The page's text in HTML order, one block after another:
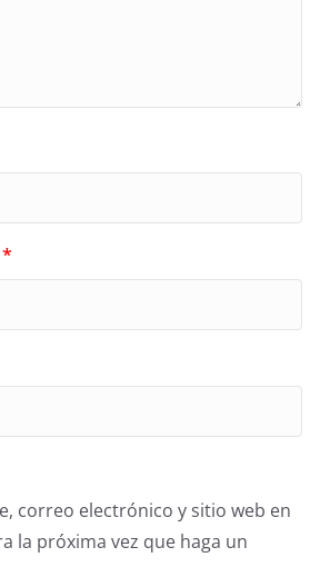
*
correo electrónico y sitio web en
la próxima vez que haga un